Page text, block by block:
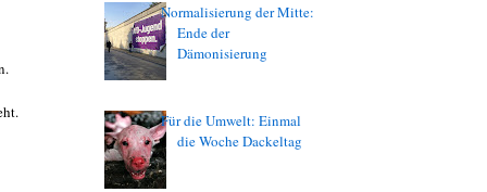
Normalisierung der Mitte:
Ende der
Dämonisierung
Für die Umwelt: Einmal
die Woche Dackeltag